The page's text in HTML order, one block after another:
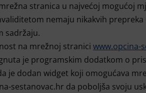
stranica u najvećoj mogućoj
nemaju nikakvih
sadržaju.
na mrežnoj stranici www.opcina-
je programskim dodatkom o
je dodan widget koji omogućava
sestanovac.hr da poboljša svoju